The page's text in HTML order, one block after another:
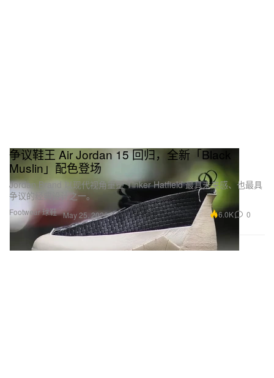
Footwear 球鞋
争议鞋王 Air Jordan 15 回归，全新「Black
Muslin」配色登场
Jordan Brand 以现代视角重塑 Tinker Hatfield 最具未来感、也最具
争议的经典设计之一。
May 25, 2026 6.0K 0